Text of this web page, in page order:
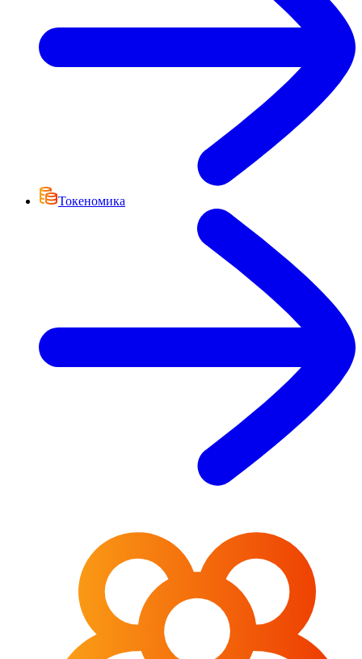
Токеномика